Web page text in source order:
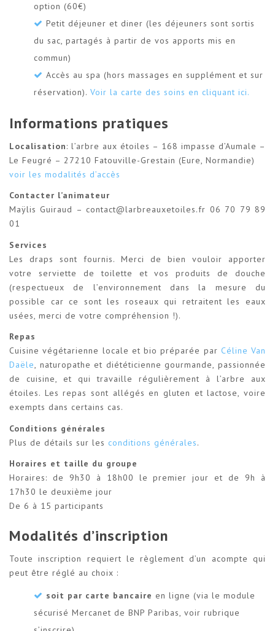
option (60€)
Petit déjeuner et diner (les déjeuners sont sortis
du sac, partagés à partir de vos apports mis en
commun)
Accès au spa (hors massages en supplément et sur
réservation). Voir la carte des soins en cliquant ici.
Informations pratiques
Localisation: l’arbre aux étoiles – 168 impasse d’Aumale –
Le Feugré – 27210 Fatouville-Grestain (Eure, Normandie)
voir les modalités d’accès
Contacter l’animateur
Maÿlis Guiraud – contact@larbreauxetoiles.fr 06 70 79 89
01
Services
Les draps sont fournis. Merci de bien vouloir apporter
votre serviette de toilette et vos produits de douche
(respectueux de l’environnement dans la mesure du
possible car ce sont les roseaux qui retraitent les eaux
usées, merci de votre compréhension !).
Repas
Cuisine végétarienne locale et bio préparée par Céline Van
Daële, naturopathe et diététicienne gourmande, passionnée
de cuisine, et qui travaille régulièrement à l’arbre aux
étoiles. Les repas sont allégés en gluten et lactose, voire
exempts dans certains cas.
Conditions générales
Plus de détails sur les conditions générales.
Horaires et taille du groupe
Horaires: de 9h30 à 18h00 le premier jour et de 9h à
17h30 le deuxième jour
De 6 à 15 participants
Modalités d’inscription
Toute inscription requiert le règlement d’un acompte qui
peut être réglé au choix :
soit par carte bancaire en ligne (via le module
sécurisé Mercanet de BNP Paribas, voir rubrique